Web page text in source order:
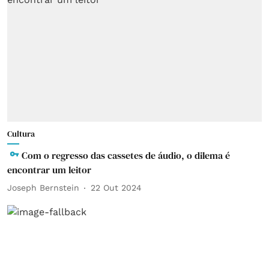
Cultura
Com o regresso das cassetes de áudio, o dilema é
encontrar um leitor
Joseph Bernstein 22 Out 2024